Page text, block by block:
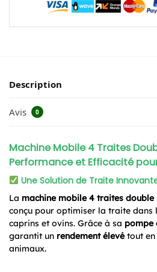
Description
Avis 0
Machine Mobile 4 Traites
Performance et Efficacité
Une Solution de Traite
La machine mobile 4 traites double
conçu pour optimiser la traite dans
caprins et ovins. Grâce à sa pompe
garantit un rendement élevétout en
animaux.